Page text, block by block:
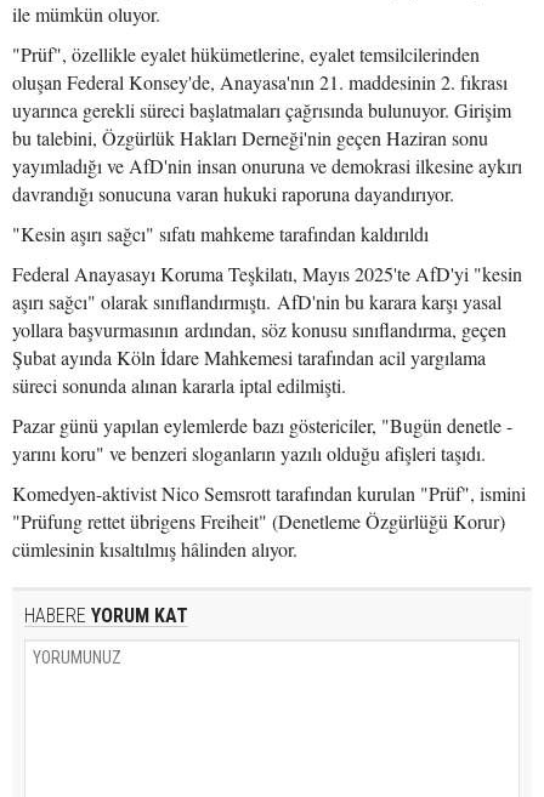
ile mümkün oluyor.
"Prüf", özellikle eyalet hükümetlerine, eyalet temsilcilerinden
oluşan Federal Konsey'de, Anayasa'nın 21. maddesinin 2. fıkrası
uyarınca gerekli süreci başlatmaları çağrısında bulunuyor. Girişim
bu talebini, Özgürlük Hakları Derneği'nin geçen Haziran sonu
yayımladığı ve AfD'nin insan onuruna ve demokrasi ilkesine aykırı
davrandığı sonucuna varan hukuki raporuna dayandırıyor.
"Kesin aşırı sağcı" sıfatı mahkeme tarafından kaldırıldı
Federal Anayasayı Koruma Teşkilatı, Mayıs 2025'te AfD'yi "kesin
aşırı sağcı" olarak sınıflandırmıştı. AfD'nin bu karara karşı yasal
yollara başvurmasının ardından, söz konusu sınıflandırma, geçen
Şubat ayında Köln İdare Mahkemesi tarafından acil yargılama
süreci sonunda alınan kararla iptal edilmişti.
Pazar günü yapılan eylemlerde bazı göstericiler, "Bugün denetle -
yarını koru" ve benzeri sloganların yazılı olduğu afişleri taşıdı.
Komedyen-aktivist Nico Semsrott tarafından kurulan "Prüf", ismini
"Prüfung rettet übrigens Freiheit" (Denetleme Özgürlüğü Korur)
cümlesinin kısaltılmış hâlinden alıyor.
HABERE YORUM KAT